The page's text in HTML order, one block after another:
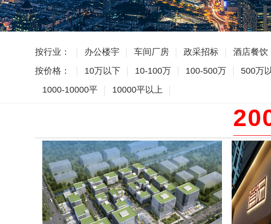
按行业： 办公楼宇 车间厂房 政采招标 酒店餐饮
按价格：
10万以下 10-100万 100-500万 500万
1000-10000平
10000平以上